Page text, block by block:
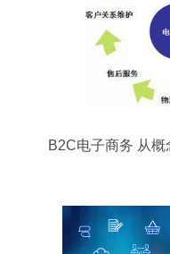
B2C电子商务 从